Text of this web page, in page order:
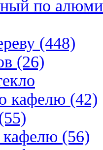
по
(448)
(26)
кафелю (42)
(56)